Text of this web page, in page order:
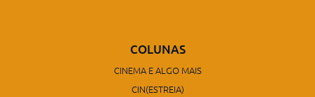
COLUNAS
CINEMA E ALGO MAIS
CIN(ESTREIA)